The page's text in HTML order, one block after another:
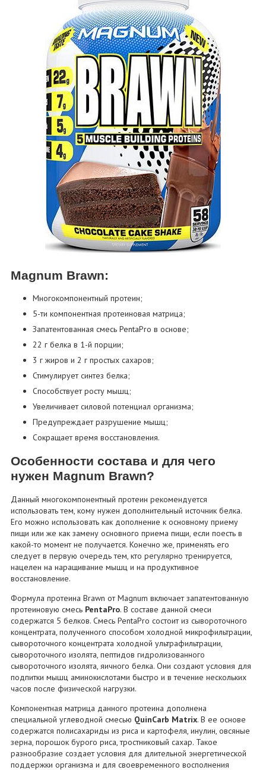
Magnum Brawn:
Многокомпонентный протеин;
5-ти компонентная протеиновая матрица;
Запатентованная смесь PentaPro в основе;
22 г белка в 1-й порции;
3 г жиров и 2 г простых сахаров;
Стимулирует синтез белка;
Способствует росту мышц;
Увеличивает силовой потенциал организма;
Предупреждает разрушение мышц;
Сокращает время восстановления.
Особенности состава и для чего
нужен Magnum Brawn?
Данный многокомпонентный протеин рекомендуется
использовать тем, кому нужен дополнительный источник белка.
Его можно использовать как дополнение к основному приему
пищи или же как замену основного приема пищи, если поесть в
какой-то момент не получается. Конечно же, применять его
следует в первую очередь тем, кто регулярно тренируется,
нацелен на наращивание мышц и на продуктивное
восстановление.
Формула протеина Brawn от Magnum включает запатентованную
протеиновую смесь PentaPro. В составе данной смеси
содержатся 5 белков. Смесь PentaPro состоит из сывороточного
концентрата, полученного способом холодной микрофильтрации,
сывороточного концентрата холодной ультрафильтрации,
сывороточного изолята, пептидов гидролизованного
сывороточного изолята, яичного белка. Они создают условия для
подпитки мышц аминокислотами быстро и в течение нескольких
часов после физической нагрузки.
Компонентная матрица данного протеина дополнена
специальной углеводной смесью QuinCarb Matrix. В ее основе
содержатся полисахариды из риса и картофеля, инулин, овсяные
зерна, порошок бурого риса, тростниковый сахар. Такое
разнообразие создает условия для длительной энергетической
поддержки организма и для своевременного восполнения